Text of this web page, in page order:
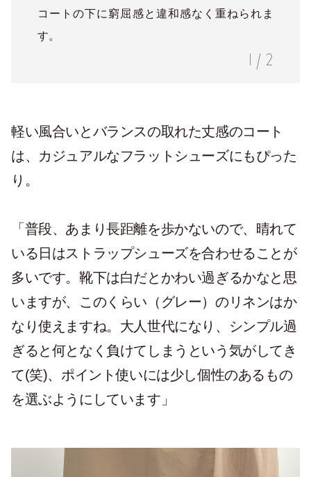
コートの下に窮屈感と違和感なく重ねられま
す。
1 / 2
軽い風合いとバランスの取れた丈感のコート
は、カジュアルなフラットシューズにもぴった
り。
「普段、あまり長距離を歩かないので、晴れて
いる日はストラップシューズを合わせることが
多いです。靴下は白だとかわい過ぎるかなと思
いますが、このくらい（グレー）のリネンはか
なり使えますね。大人世代になり、シンプル過
ぎると何となく負けてしまうという気がしてき
て(笑)、ポイント使いには少し個性のあるもの
を選ぶようにしています」